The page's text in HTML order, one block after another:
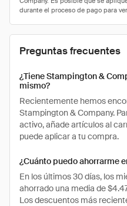
Preguntas frecuentes
¿Tiene Stampington &
mismo?
Recientemente hemos
Stampington & Company.
activo, añade artículos al
puede aplicar a tu compra.
¿Cuánto puedo ahorrarme
En los últimos 30 días, los
ahorrado una media de
Los descuentos más